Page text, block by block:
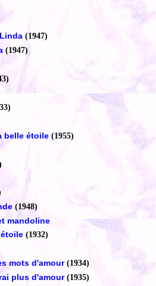
(1947)
(1947)
belle étoile (1955)
(1948)
mandoline
(1932)
mots d'amour (1934)
plus d'amour (1935)